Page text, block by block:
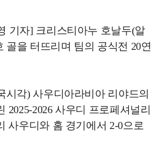
기자] 크리스티아누 호날두(알
골을 터뜨리며 팀의 공식전 20연
시각) 사우디아라비아 리야드의
2025-2026 사우디 프로페셔널리
사우디와 홈 경기에서 2-0으로